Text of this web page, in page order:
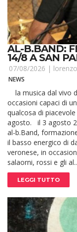
AL-B.BAND:
14/8 A SAN
07/08/2026 |
NEWS
la musica dal vivo
occasioni capaci di
qualcosa di
agosto. il 3 agosto
al-b.Band,
il basso energico di
veronese, in
salaorni, rossi e gli
LEGGI TUTTO